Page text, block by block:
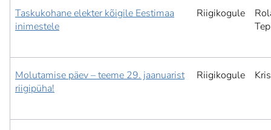
Taskukohane elekter kõigile Eestimaa
inimestele
Riigikogule
Molutamise päev – teeme 29. jaanuarist
riigipüha!
Riigikogule